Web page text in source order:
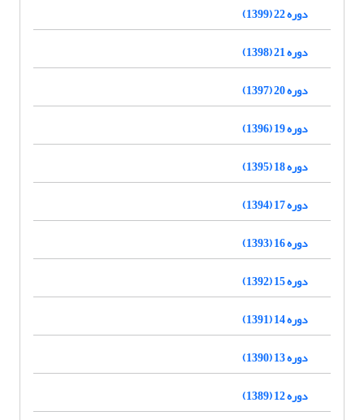
دوره 22 (1399)
دوره 21 (1398)
دوره 20 (1397)
دوره 19 (1396)
دوره 18 (1395)
دوره 17 (1394)
دوره 16 (1393)
دوره 15 (1392)
دوره 14 (1391)
دوره 13 (1390)
دوره 12 (1389)